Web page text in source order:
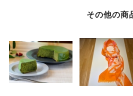
その他の商